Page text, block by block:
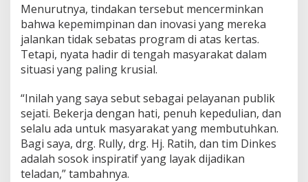
Menurutnya, tindakan tersebut mencerminkan
bahwa kepemimpinan dan inovasi yang mereka
jalankan tidak sebatas program di atas kertas.
Tetapi, nyata hadir di tengah masyarakat dalam
situasi yang paling krusial.
“Inilah yang saya sebut sebagai pelayanan publik
sejati. Bekerja dengan hati, penuh kepedulian, dan
selalu ada untuk masyarakat yang membutuhkan.
Bagi saya, drg. Rully, drg. Hj. Ratih, dan tim Dinkes
adalah sosok inspiratif yang layak dijadikan
teladan,” tambahnya.